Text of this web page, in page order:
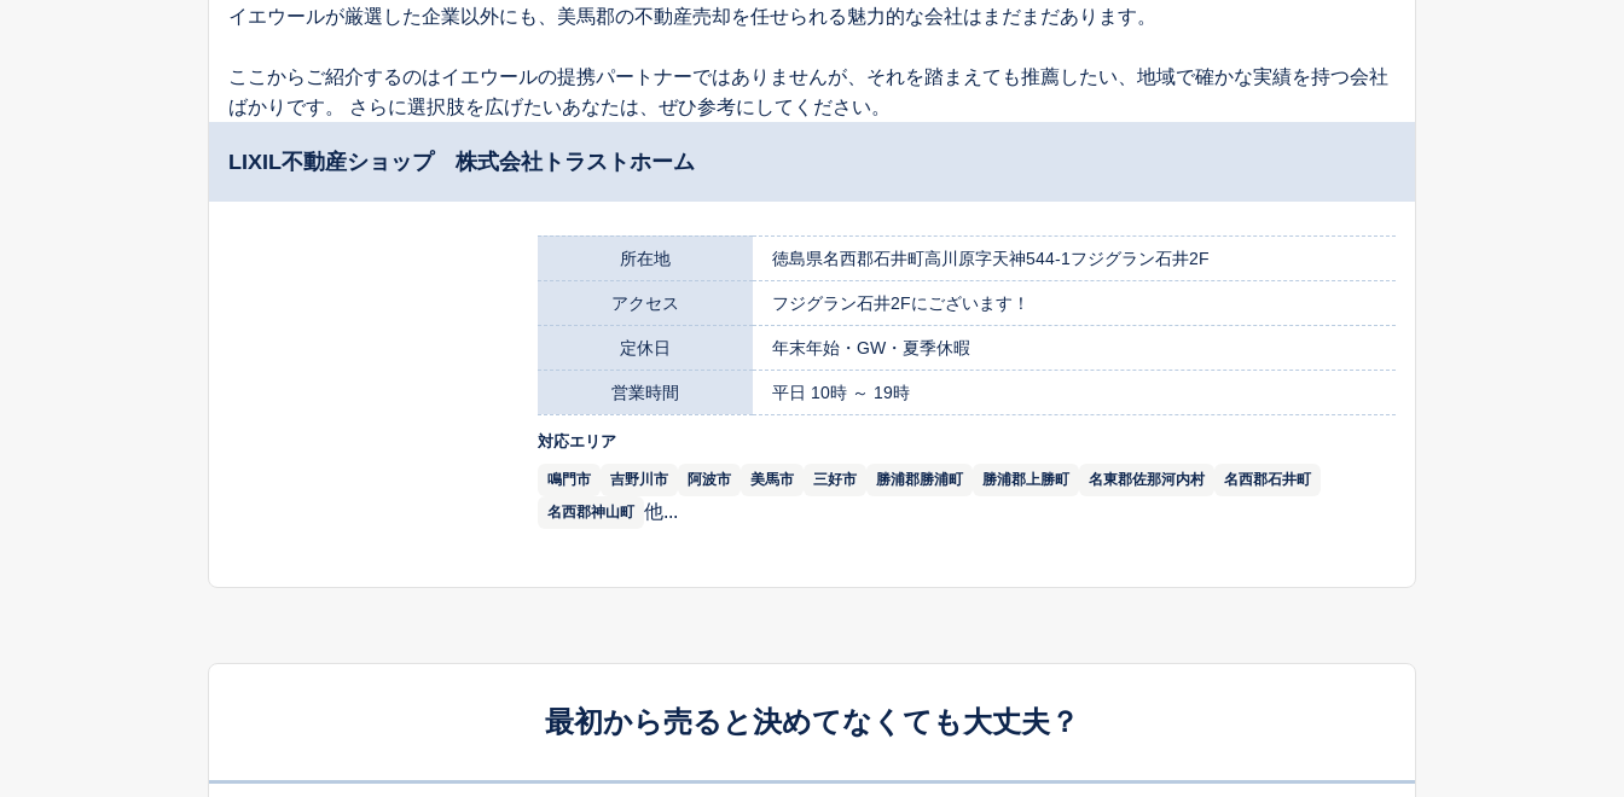
イエウールが厳選した企業以外にも、美馬郡の不動産売却を任せられる魅力的な会社はまだまだあります。
ここからご紹介するのはイエウールの提携パートナーではありませんが、それを踏まえても推薦したい、地域で確かな実績を持つ会社
ばかりです。 さらに選択肢を広げたいあなたは、ぜひ参考にしてください。
LIXIL不動産ショップ 株式会社トラストホーム
所在地 徳島県名西郡石井町高川原字天神544-1フジグラン石井2F
アクセス フジグラン石井2Fにございます！
定休日 年末年始・GW・夏季休暇
営業時間 平日 10時 ～ 19時
対応エリア
鳴門市 吉野川市 阿波市 美馬市 三好市 勝浦郡勝浦町 勝浦郡上勝町 名東郡佐那河内村
名西郡石井町
名西郡神山町 他...
最初から売ると決めてなくても大丈夫？